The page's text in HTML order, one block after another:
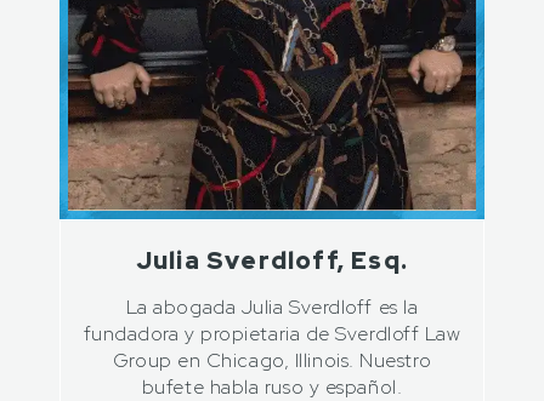
Julia Sverdloff, Esq.
La abogada Julia Sverdloff es la
fundadora y propietaria de Sverdloff Law
Group en Chicago, Illinois. Nuestro
bufete habla ruso y español.